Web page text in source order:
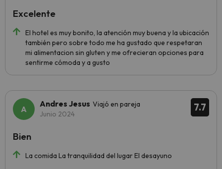
El hotel es muy bonito, la atención muy buena y la ubicación
también pero sobre todo me ha gustado que respetaran
mi alimentacion sin gluten y me ofrecieran opciones para
sentirme cómoda y a gusto
Excelente
7.7
Andres Jesus Viajó en pareja
Junio 2024
La comida La tranquilidad del lugar El desayuno
Bien